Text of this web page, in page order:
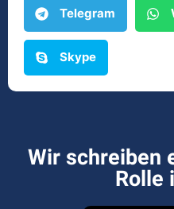
Telegram
Skype
Wir schreiben
Rolle